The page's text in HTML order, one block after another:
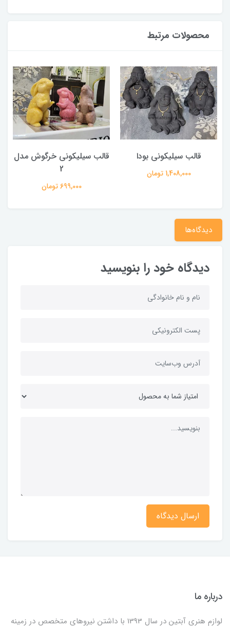
محصولات مرتبط
قالب سیلیکونی بودا
1,408,000 تومان
قالب سیلیکونی خرگوش مدل
2
699,000 تومان
دیدگاه‌ها
دیدگاه خود را بنویسید
ارسال دیدگاه
درباره ما
لوازم هنری آبتین در سال 1393 با داشتن نیروهای متخصص در زمینه